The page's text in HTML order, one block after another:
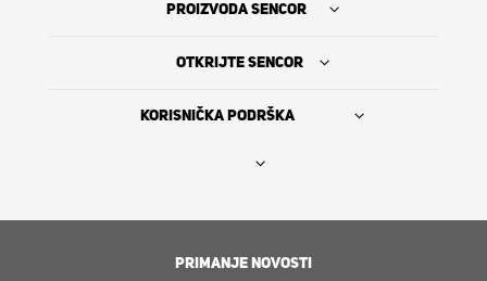
PROIZVODA SENCOR
OTKRIJTE SENCOR
KORISNIČKA PODRŠKA
PRIMANJE NOVOSTI